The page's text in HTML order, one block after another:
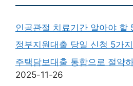
인공관절 치료기간 알아야 할
정부지원대출 당일 신청 5가
주택담보대출 통합으로 절약
2025-11-26